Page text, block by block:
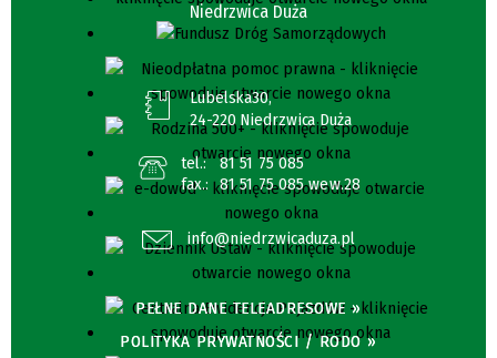
Niedrzwica Duża
Lubelska30,
24-220 Niedrzwica Duża
tel.:
81 51 75 085
fax.:
81 51 75 085 wew.28
info@niedrzwicaduza.pl
PEŁNE DANE TELEADRESOWE »
POLITYKA PRYWATNOŚCI / RODO »